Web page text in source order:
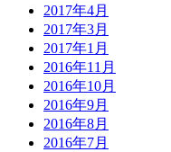
2017年4月
2017年3月
2017年1月
2016年11月
2016年10月
2016年9月
2016年8月
2016年7月